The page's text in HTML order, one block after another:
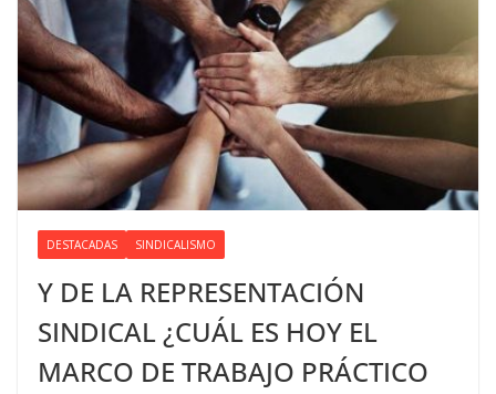
DESTACADAS SINDICALISMO
Y DE LA REPRESENTACIÓN
SINDICAL ¿CUÁL ES HOY EL
MARCO DE TRABAJO PRÁCTICO